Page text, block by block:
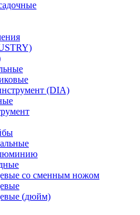
(DIA)
со сменным ножом
(дюйм)